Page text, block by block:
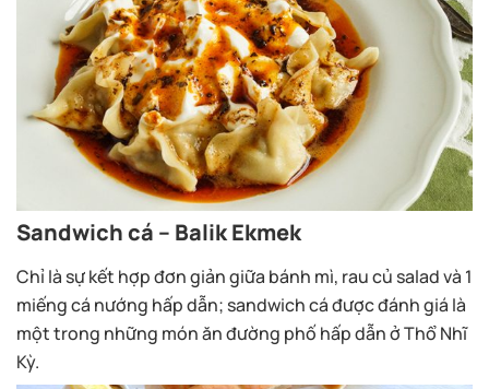
Sandwich cá – Balik Ekmek
Chỉ là sự kết hợp đơn giản giữa bánh mì, rau củ salad và 1
miếng cá nướng hấp dẫn; sandwich cá được đánh giá là
một trong những món ăn đường phố hấp dẫn ở Thổ Nhĩ
Kỳ.